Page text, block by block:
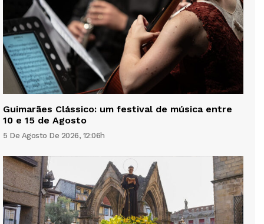
Guimarães Clássico: um festival de música entre
10 e 15 de Agosto
5 De Agosto De 2026, 12:06h